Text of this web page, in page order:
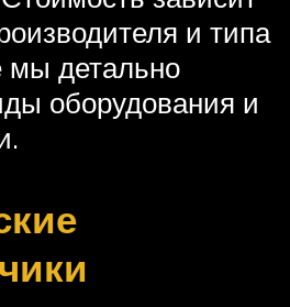
и типа
детально
оборудования и